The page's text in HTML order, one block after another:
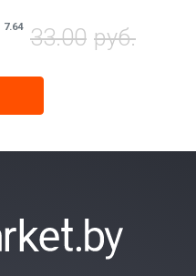
7.64 33.00 руб.